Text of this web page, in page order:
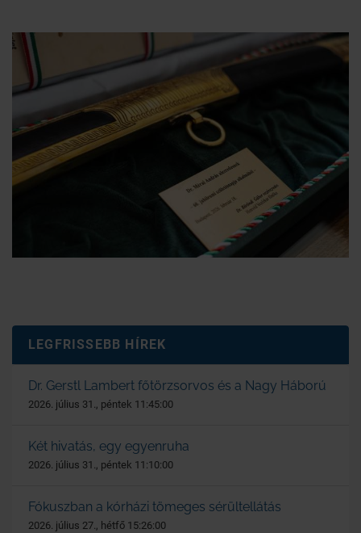
LEGFRISSEBB HÍREK
Dr. Gerstl Lambert főtörzsorvos és a Nagy Háború
2026. július 31., péntek 11:45:00
Két hivatás, egy egyenruha
2026. július 31., péntek 11:10:00
Fókuszban a kórházi tömeges sérültellátás
2026. július 27., hétfő 15:26:00